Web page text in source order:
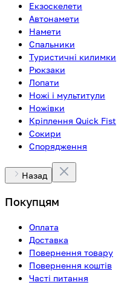
Екзоскелети
Автонамети
Намети
Спальники
Туристичні килимки
Рюкзаки
Лопати
Ножі і мультитули
Ножівки
Кріплення Quick Fist
Сокири
Спорядження
Назад
Покупцям
Оплата
Доставка
Повернення товару
Повернення коштів
Часті питання